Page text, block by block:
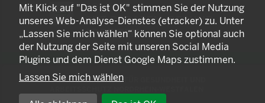
KOMNET
GUT BERATEN. GESUND
ARBEITEN.
© 2025 LANDESAMT FÜR GESUNDHEIT UND
Mit Klick auf "Das ist OK" stimmen Sie der Nutzung
unseres Web-Analyse-Dienstes (etracker) zu. Unter
„Lassen Sie mich wählen“ können Sie optional auch
der Nutzung der Seite mit unseren Social Media
Plugins und dem Dienst Google Maps zustimmen.
Lassen Sie mich wählen